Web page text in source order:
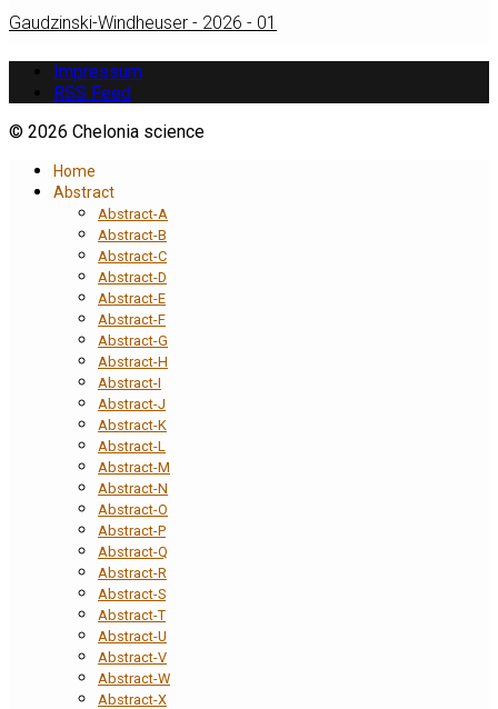
Gaudzinski-Windheuser - 2026 - 01
Impressum
RSS Feed
© 2026 Chelonia science
Home
Abstract
Abstract-A
Abstract-B
Abstract-C
Abstract-D
Abstract-E
Abstract-F
Abstract-G
Abstract-H
Abstract-I
Abstract-J
Abstract-K
Abstract-L
Abstract-M
Abstract-N
Abstract-O
Abstract-P
Abstract-Q
Abstract-R
Abstract-S
Abstract-T
Abstract-U
Abstract-V
Abstract-W
Abstract-X